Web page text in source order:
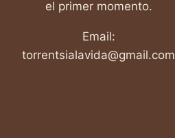
el primer momento.
Email:
torrentsialavida@gmail.com